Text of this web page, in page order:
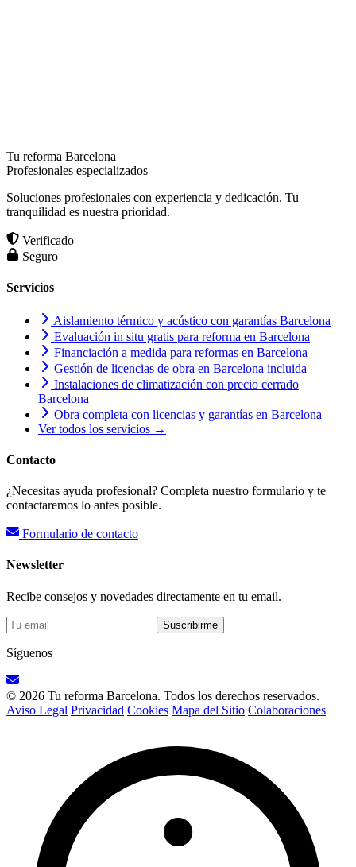
Tu reforma Barcelona
Profesionales especializados
Soluciones profesionales con experiencia y dedicación. Tu
tranquilidad es nuestra prioridad.
Verificado
Seguro
Servicios
Aislamiento térmico y acústico con garantías Barcelona
Evaluación in situ gratis para reforma en Barcelona
Financiación a medida para reformas en Barcelona
Gestión de licencias de obra en Barcelona incluida
Instalaciones de climatización con precio cerrado
Barcelona
Obra completa con licencias y garantías en Barcelona
Ver todos los servicios →
Contacto
¿Necesitas ayuda profesional? Completa nuestro formulario y te
contactaremos lo antes posible.
Formulario de contacto
Newsletter
Recibe consejos y novedades directamente en tu email.
Suscribirme
Síguenos
© 2026 Tu reforma Barcelona. Todos los derechos reservados.
Aviso Legal Privacidad Cookies Mapa del Sitio Colaboraciones